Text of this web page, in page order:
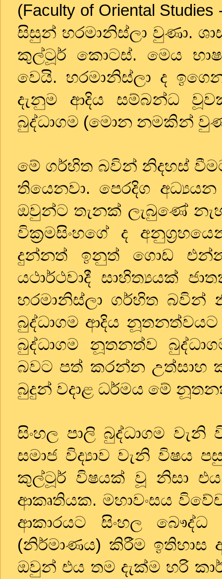
(Faculty of Oriental
සිසුන් හරමානිස්ලා වුණා.
කුල්ටූර් කොටස්. මෙය
වෙයි. හරමානිස්ලා ද
දැනුම ආදිය සම්බන්ධ
බුද්ධාගම (මොන නමකින්
මේ ගර්හිත බවින් නිදහස්
තියෙනවා. පෙරදිග
ඔවුන්ට තැනක් ලැබුණේ
වික්‍රමසිංහගේ ද
දුන්නත් ඉනුත් ගොඩ එන්න
යථාර්ථවාදී සාහිත්‍යයක්
හරමානිස්ලා ගර්හිත බවින්
බුද්ධාගම ආදිය
බුද්ධාගම නූතනත්ව
බවට පත් කරන්න උත්සාහ
බුදුන් වදාළ ධර්මය මේ
සිංහල පාලි බුද්ධාගම
සමාජ විද්‍යාව වැනි විෂය
කුල්ටූර් විෂයක් වූ නිසා
ආකෘතියක. මහාවංසය
ආකාරයට සිංහල
(නිර්මාණය) කිරීම ඉතිහාස
ඔවුන් එය තම දැක්ම හරි